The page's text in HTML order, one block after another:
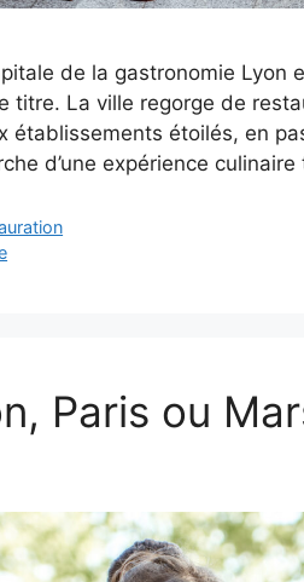
de la gastronomie Lyon
titre. La ville regorge de
établissements étoilés, en
d’une expérience
Paris ou